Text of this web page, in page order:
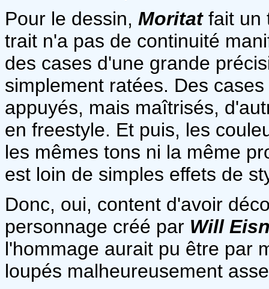
Pour le dessin, Moritatfait un
trait n'a pas de continuité
des cases d'une grande
simplement ratées. Des
appuyés, mais maîtrisés,
en freestyle. Et puis, les
les mêmes tons ni la même
est loin de simples effets de
Donc, oui, content d'avoir
personnage créé par Will
l'hommage aurait pu être par
loupés malheureusement